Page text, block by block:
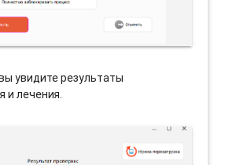
увидите результаты
и лечения.